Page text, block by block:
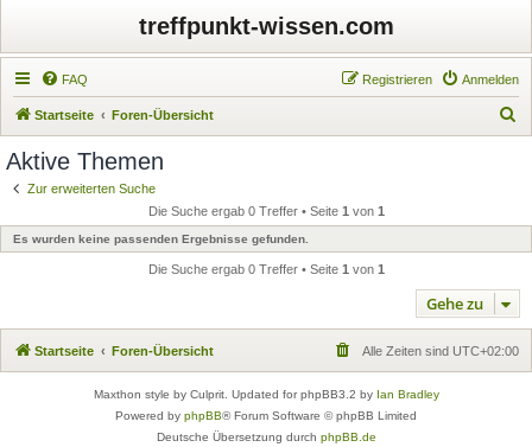
treffpunkt-wissen.com
FAQ Anmelden
Registrieren
Startseite Foren-Übersicht
e
Aktive Themen
Zur erweiterten Suche
Die Suche ergab 0 Treffer • Seite 1 von 1
Es wurden keine passenden Ergebnisse gefunden.
Die Suche ergab 0 Treffer • Seite 1 von 1
Gehe zu
Startseite Foren-Übersicht Alle Zeiten sind UTC+02:00
Maxthon style by Culprit. Updated for phpBB3.2 by Ian Bradley
Powered by phpBB® Forum Software © phpBB Limited
Deutsche Übersetzung durch phpBB.de